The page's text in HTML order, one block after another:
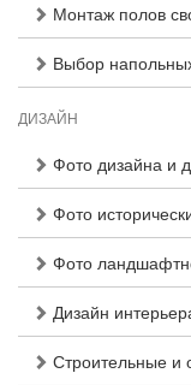
Монтаж полов
Выбор
ДИЗАЙН
Фото дизайна и
Фото
Фото
Дизайн
Строительные и